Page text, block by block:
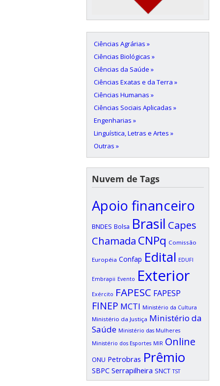
Ciências Agrárias »
Ciências Biológicas »
Ciências da Saúde »
Ciências Exatas e da Terra »
Ciências Humanas »
Ciências Sociais Aplicadas »
Engenharias »
Linguística, Letras e Artes »
Outras »
Nuvem de Tags
Apoio financeiro
BNDES Bolsa Brasil Capes
Chamada CNPq Comissão
Européia Confap Edital EDUFI
Embrapii Evento Exterior
Exército FAPESC FAPESP
FINEP MCTI Ministério da Cultura
Ministério da Justiça Ministério da
Saúde Ministério das Mulheres
Ministério dos Esportes MIR Online
ONU Petrobras Prêmio
SBPC Serrapilheira SNCT TST